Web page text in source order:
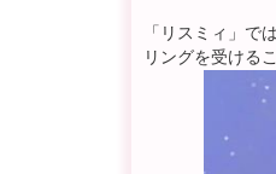
「リスミィ」で
リングを受ける